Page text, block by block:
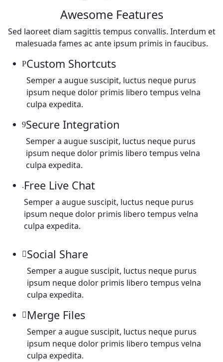
Awesome Features
Sed laoreet diam sagittis tempus convallis. Interdum et
malesuada fames ac ante ipsum primis in faucibus.
Custom Shortcuts
Semper a augue suscipit, luctus neque purus
ipsum neque dolor primis libero tempus velna
culpa expedita.
Secure Integration
Semper a augue suscipit, luctus neque purus
ipsum neque dolor primis libero tempus velna
culpa expedita.
Free Live Chat
Semper a augue suscipit, luctus neque purus
ipsum neque dolor primis libero tempus velna
culpa expedita.
Social Share
Semper a augue suscipit, luctus neque purus
ipsum neque dolor primis libero tempus velna
culpa expedita.
Merge Files
Semper a augue suscipit, luctus neque purus
ipsum neque dolor primis libero tempus velna
culpa expedita.